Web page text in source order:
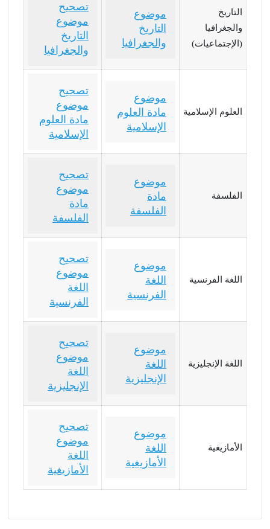
التاريخ
والجغرافيا
(الإجتماعيات)
موضوع
التاريخ
والجغرافيا
تصحيح
موضوع
التاريخ
والجغرافيا
العلوم الإسلامية
موضوع
مادة العلوم
الإسلامية
تصحيح
موضوع
مادة العلوم
الإسلامية
الفلسفة
موضوع
مادة
الفلسفة
تصحيح
موضوع
مادة
الفلسفة
اللغة الفرنسية
موضوع
اللغة
الفرنسية
تصحيح
موضوع
اللغة
الفرنسية
اللغة الإنجليزية
موضوع
اللغة
الإنجليزية
تصحيح
موضوع
اللغة
الإنجليزية
الأمازيغية
موضوع
اللغة
الأمازيغية
تصحيح
موضوع
اللغة
الأمازيغية